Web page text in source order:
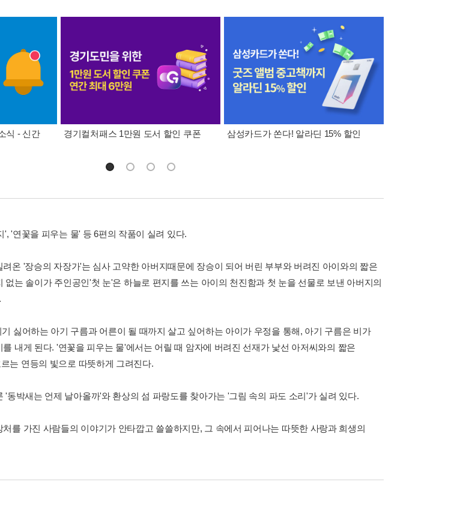
식 - 신간
경기컬처패스 1만원 도서 할인 쿠폰 삼성카드가 쏜다! 알라딘 15% 할인
', '연꽃을 피우는 물' 등 6편의 작품이 실려 있다.
온 '장승의 자장가'는 심사 고약한 아버지때문에 장승이 되어 버린 부부와 버려진 아이와의 짧은
없는 솔이가 주인공인'첫 눈'은 하늘로 편지를 쓰는 아이의 천진함과 첫 눈을 선물로 보낸 아버지의
싫어하는 아기 구름과 어른이 될 때까지 살고 싶어하는 아이가 우정을 통해, 아기 구름은 비가
내게 된다. '연꽃을 피우는 물'에서는 어릴 때 암자에 버려진 선재가 낯선 아저씨와의 짧은
는 연등의 빛으로 따뜻하게 그려진다.
'동박새는 언제 날아올까'와 환상의 섬 파랑도를 찾아가는 '그림 속의 파도 소리'가 실려 있다.
를 가진 사람들의 이야기가 안타깝고 쓸쓸하지만, 그 속에서 피어나는 따뜻한 사랑과 희생의